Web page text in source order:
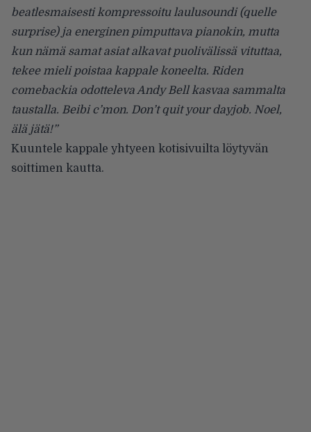
beatlesmaisesti kompressoitu laulusoundi (quelle
surprise) ja energinen pimputtava pianokin, mutta
kun nämä samat asiat alkavat puolivälissä vituttaa,
tekee mieli poistaa kappale koneelta. Riden
comebackia odotteleva Andy Bell kasvaa sammalta
taustalla. Beibi c’mon. Don’t quit your dayjob. Noel,
älä jätä!”
Kuuntele kappale yhtyeen kotisivuilta löytyvän
soittimen kautta.